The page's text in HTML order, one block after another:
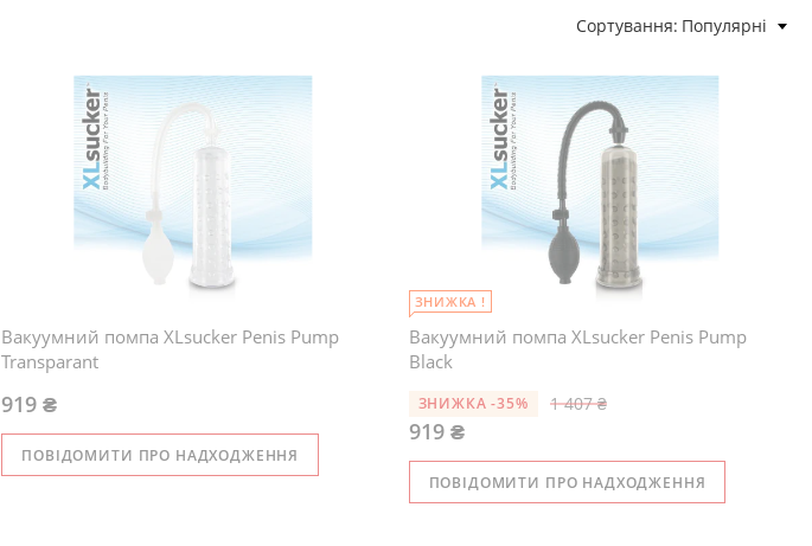
Сортування Популярні
Вакуумний помпа XLsucker Penis Pump
Transparant
ПОВІДОМИТИ ПРО НАДХОДЖЕННЯ
919 ₴
ЗНИЖКА !
Вакуумний помпа XLsucker Penis Pump
Black
ПОВІДОМИТИ ПРО НАДХОДЖЕННЯ
ЗНИЖКА -35% 1 407 ₴
919 ₴